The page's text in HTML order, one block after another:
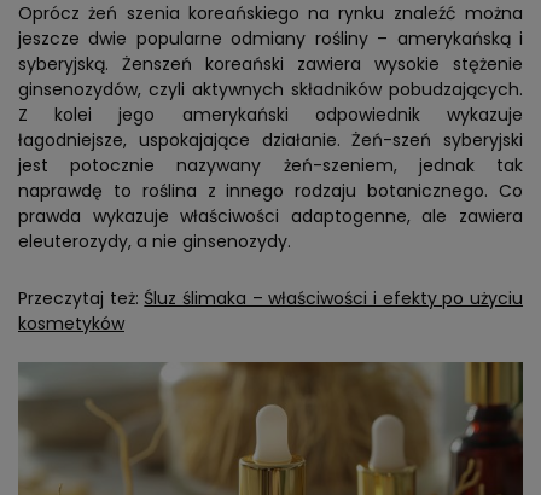
Oprócz żeń szenia koreańskiego na rynku znaleźć można
jeszcze dwie popularne odmiany rośliny – amerykańską i
syberyjską. Żenszeń koreański zawiera wysokie stężenie
ginsenozydów, czyli aktywnych składników pobudzających.
Z kolei jego amerykański odpowiednik wykazuje
łagodniejsze, uspokajające działanie. Żeń-szeń syberyjski
jest potocznie nazywany żeń-szeniem, jednak tak
naprawdę to roślina z innego rodzaju botanicznego. Co
prawda wykazuje właściwości adaptogenne, ale zawiera
eleuterozydy, a nie ginsenozydy.
Przeczytaj też: Śluz ślimaka – właściwości i efekty po użyciu
kosmetyków